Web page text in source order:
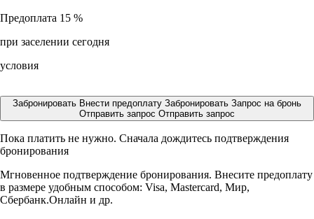
Предоплата 15 %
при заселении сегодня
условия
Забронировать Внести предоплату Забронировать Запрос на бронь
Отправить запрос Отправить запрос
Пока платить не нужно. Сначала дождитесь подтверждения
бронирования
Мгновенное подтверждение бронирования. Внесите предоплату
в размере удобным способом: Visa, Mastercard, Мир,
Сбербанк.Онлайн и др.